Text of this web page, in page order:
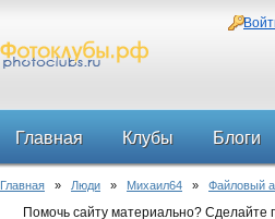
Главная Клубы Блоги
Форум
Главная » Люди » Михаил64 » Файловый
Помочь сайту материально? Сделайте